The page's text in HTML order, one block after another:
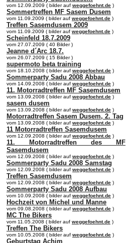
vom 12.09.2009 ( bilder auf weggefoehnt.de )
Sommertreffen MF Sasem Dusem
vom 11.09.2009 ( bilder auf weggefoehnt.de )
Treffen Sasemdusem 2009
vom 11.09.2009 ( bilder auf weggefoehnt.de )
Scheinfeld 18.7.2009
vom 27.07.2009 ( 40 Bilder )
Jeanne d´Arc 18.7.
vom 26.07.2009 ( 15 Bilder )
supermoto beta training
vom 18.10.2008 ( bilder auf weggefoehnt.de )
Sommerparty Sadu 2008 Abbau
vom 14.09.2008 ( bilder auf weggefoehnt.de )
11. Motorradtreffen MF Sasemdusem
vom 13.09.2008 ( bilder auf weggefoehnt.de )
sasem dusem
vom 13.09.2008 ( bilder auf weggefoehnt.de )
Motorradtreffen Sasem Dusem, 2. Tag
vom 13.09.2008 ( bilder auf weggefoehnt.de )
11 Motorradtreffen Sasemdusem
vom 12.09.2008 ( bilder auf weggefoehnt.de )
11. Motorradtreffen des MF
Sasemdusem
vom 12.09.2008 ( bilder auf weggefoehnt.de )
Sommerparty Sadu 2008 Samstag
vom 12.09.2008 ( bilder auf weggefoehnt.de )
Treffen Sasemdusem
vom 12.09.2008 ( bilder auf weggefoehnt.de )
Sommerparty Sadu 2008 Aufbau
vom 10.09.2008 ( bilder auf weggefoehnt.de )
Hochzeit von Michel und Manne
vom 09.08.2008 ( bilder auf weggefoehnt.de )
MC The Bikers
vom 11.05.2008 ( bilder auf weggefoehnt.de )
Treffen The Bikers
vom 10.05.2008 ( bilder auf weggefoehnt.de )
Geburtstag Achim